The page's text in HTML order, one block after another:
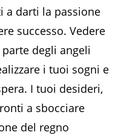
a darti la passione
successo. Vedere
degli angeli
i tuoi sogni e
I tuoi desideri,
a sbocciare
del regno